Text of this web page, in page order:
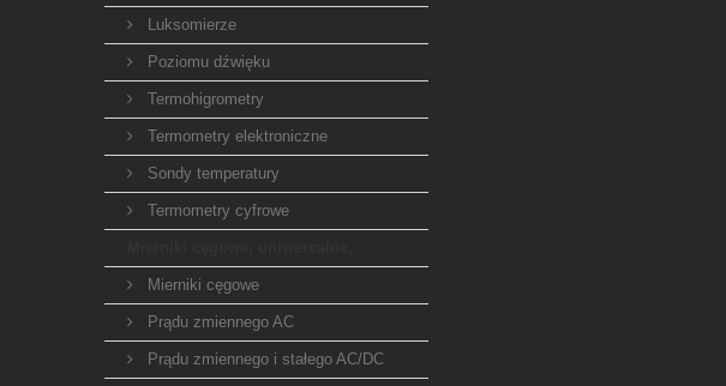
Luksomierze
Poziomu dźwięku
Termohigrometry
Termometry elektroniczne
Sondy temperatury
Termometry cyfrowe
Mierniki cęgowe
Prądu zmiennego AC
Prądu zmiennego i stałego AC/DC